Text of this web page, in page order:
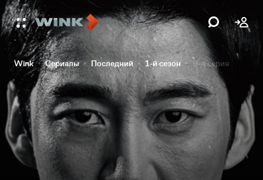
Wink Сериалы Последний 1-й сезон 9-я серия